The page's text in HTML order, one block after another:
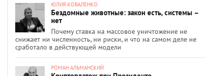
ЮЛИЯ КОВАЛЕНКО
Бездомные животные: закон есть, системы –
нет
Почему ставка на массовое уничтожение не
снижает ни численность, ни риски, и что на самом деле не
сработало в действующей модели
РОМАН АЛЬМАНСКИЙ